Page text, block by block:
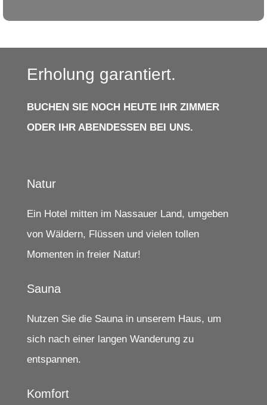
Erholung garantiert.
BUCHEN SIE NOCH HEUTE IHR ZIMMER
ODER IHR ABENDESSEN BEI UNS.
Natur
Ein Hotel mitten im Nassauer Land, umgeben
von Wäldern, Flüssen und vielen tollen
Momenten in freier Natur!
Sauna
Nutzen Sie die Sauna in unserem Haus, um
sich nach einer langen Wanderung zu
entspannen.
Komfort